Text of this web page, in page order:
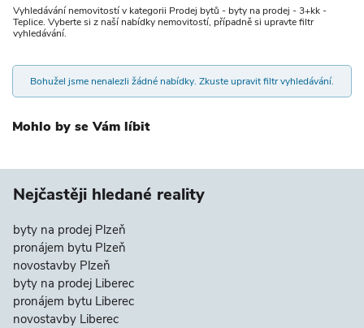
Vyhledávání nemovitostí v kategorii Prodej bytů - byty na prodej - 3+kk -
Teplice. Vyberte si z naší nabídky nemovitostí, případně si upravte filtr
vyhledávání.
Bohužel jsme nenalezli žádné nabídky. Zkuste upravit filtr vyhledávání.
Mohlo by se Vám líbit
Nejčastěji hledané reality
byty na prodej Plzeň
pronájem bytu Plzeň
novostavby Plzeň
byty na prodej Liberec
pronájem bytu Liberec
novostavby Liberec